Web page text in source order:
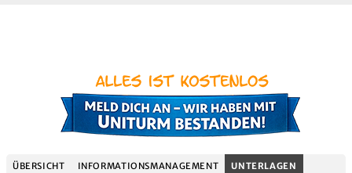
ÜBERSICHT INFORMATIONSMANAGEMENT UNTERLAGEN